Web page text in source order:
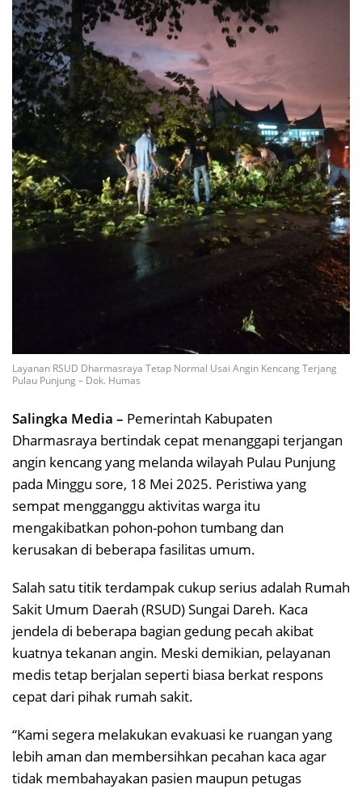
Layanan RSUD Dharmasraya Tetap Normal Usai Angin Kencang Terjang
Pulau Punjung – Dok. Humas
Salingka Media – Pemerintah Kabupaten
Dharmasraya bertindak cepat menanggapi terjangan
angin kencang yang melanda wilayah Pulau Punjung
pada Minggu sore, 18 Mei 2025. Peristiwa yang
sempat mengganggu aktivitas warga itu
mengakibatkan pohon-pohon tumbang dan
kerusakan di beberapa fasilitas umum.
Salah satu titik terdampak cukup serius adalah Rumah
Sakit Umum Daerah (RSUD) Sungai Dareh. Kaca
jendela di beberapa bagian gedung pecah akibat
kuatnya tekanan angin. Meski demikian, pelayanan
medis tetap berjalan seperti biasa berkat respons
cepat dari pihak rumah sakit.
“Kami segera melakukan evakuasi ke ruangan yang
lebih aman dan membersihkan pecahan kaca agar
tidak membahayakan pasien maupun petugas